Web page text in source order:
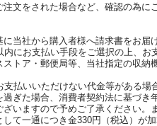
注文をされた場合など、確認の為
に当社から購入者様へ請求書をお
にお支払い手段をご選択の上、お
トア・郵便局等、当社指定の収納
支払いいただけない代金等がある
ぎた場合、消費者契約法に基づき
いますので予めご了承ください。
て一通につき金330円（税込）が